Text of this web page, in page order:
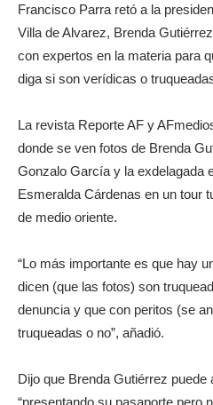
Francisco Parra retó a la
Villa de Alvarez, Brenda
con expertos en la materia para
diga si son verídicas o
La revista Reporte AF y
donde se ven fotos de Brenda
Gonzalo García y la exdelagada
Esmeralda Cárdenas en un tour
de medio oriente.
“Lo más importante es que hay
dicen (que las fotos) son
denuncia y que con peritos (se
truqueadas o no”, añadió.
Dijo que Brenda Gutiérrez puede
“presentando su pasaporte pero